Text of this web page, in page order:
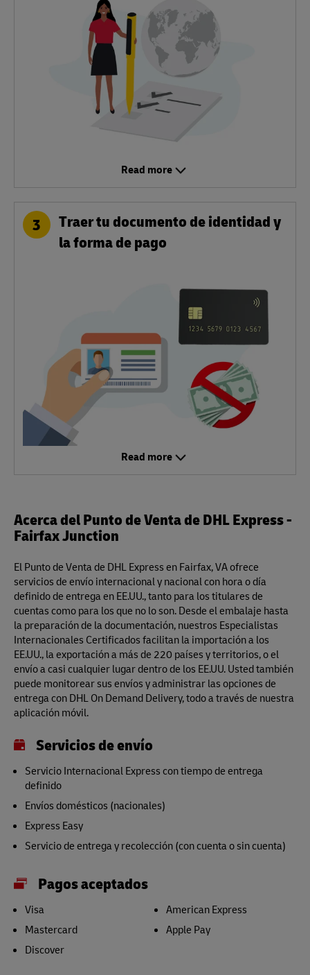
Read more
3
Traer tu documento de identidad y
la forma de pago
Read more
Acerca del Punto de Venta de DHL Express -
Fairfax Junction
El Punto de Venta de DHL Express en Fairfax, VA ofrece
servicios de envío internacional y nacional con hora o día
definido de entrega en EE.UU., tanto para los titulares de
cuentas como para los que no lo son. Desde el embalaje hasta
la preparación de la documentación, nuestros Especialistas
Internacionales Certificados facilitan la importación a los
EE.UU., la exportación a más de 220 países y territorios, o el
envío a casi cualquier lugar dentro de los EE.UU. Usted también
puede monitorear sus envíos y administrar las opciones de
entrega con DHL On Demand Delivery, todo a través de nuestra
aplicación móvil.
Servicios de envío
Servicio Internacional Express con tiempo de entrega
definido
Envíos domésticos (nacionales)
Express Easy
Servicio de entrega y recolección (con cuenta o sin cuenta)
Pagos aceptados
Visa
Mastercard
Discover
American Express
Apple Pay